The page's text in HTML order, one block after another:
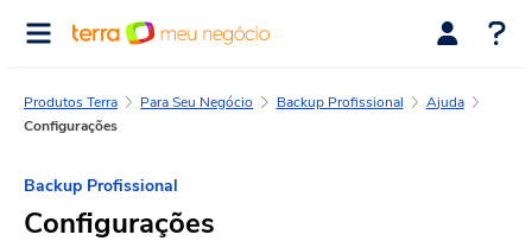
Produtos Terra Para Seu Negócio Backup Profissional
Ajuda
Configurações
Backup Profissional
Configurações